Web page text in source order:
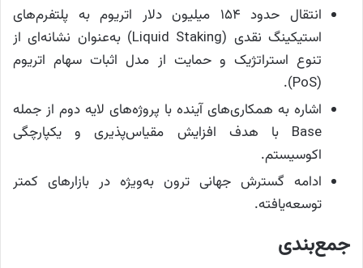
انتقال حدود ۱۵۴ میلیون دلار اتریوم به پلتفرم‌های
استیکینگ نقدی (Liquid Staking) به‌عنوان نشانه‌ای از
تنوع استراتژیک و حمایت از مدل اثبات سهام اتریوم
(PoS).
اشاره به همکاری‌های آینده با پروژه‌های لایه دوم از جمله
Base با هدف افزایش مقیاس‌پذیری و یکپارچگی
اکوسیستم.
ادامه گسترش جهانی ترون به‌ویژه در بازارهای کمتر
توسعه‌یافته.
جمع‌بندی